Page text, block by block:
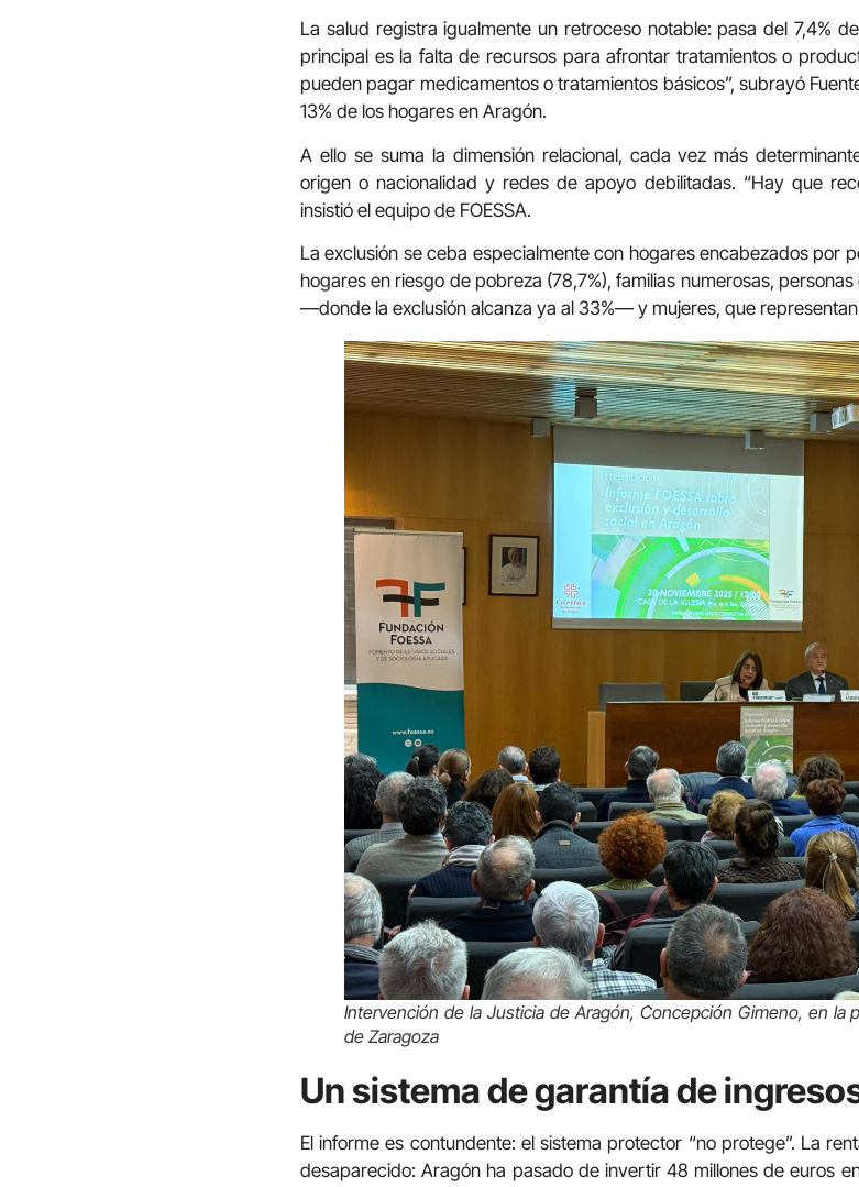
La salud registra igualmente un retroceso notable: pasa del 7,4%
principal es la falta de recursos para afrontar tratamientos o
pueden pagar medicamentos o tratamientos básicos”, subrayó
13% de los hogares en Aragón.
A ello se suma la dimensión relacional, cada vez más
origen o nacionalidad y redes de apoyo debilitadas. “Hay que
insistió el equipo de FOESSA.
La exclusión se ceba especialmente con hogares encabezados por
hogares en riesgo de pobreza (78,7%), familias numerosas,
—donde la exclusión alcanza ya al 33%— y mujeres, que
Intervención de la Justicia de Aragón, Concepción Gimeno, en la
de Zaragoza
Un sistema de garantía de
El informe es contundente: el sistema protector “no protege”. La
desaparecido: Aragón ha pasado de invertir 48 millones de euros